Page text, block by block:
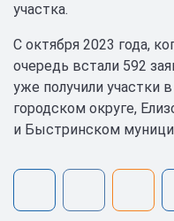
участка.
С октября 2023 года,
очередь встали 592
уже получили участки
городском округе,
и Быстринском